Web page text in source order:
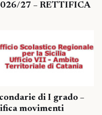
27 – RETTIFICA
di I grado –
movimenti